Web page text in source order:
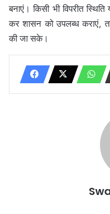
बनाएं। किसी भी विपरीत
कर शासन को उपलब्ध कराएं,
की जा सके।